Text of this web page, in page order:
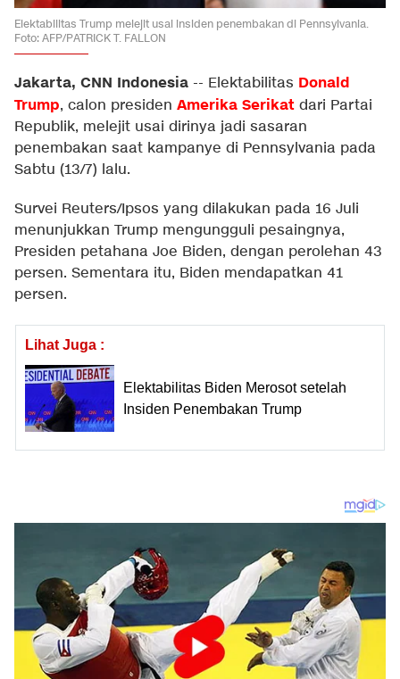
Elektabilitas Trump melejit usai insiden penembakan di Pennsylvania.
Foto: AFP/PATRICK T. FALLON
Jakarta, CNN Indonesia -- Elektabilitas Donald
Trump, calon presiden Amerika Serikat dari Partai
Republik, melejit usai dirinya jadi sasaran
penembakan saat kampanye di Pennsylvania pada
Sabtu (13/7) lalu.
Survei Reuters/Ipsos yang dilakukan pada 16 Juli
menunjukkan Trump mengungguli pesaingnya,
Presiden petahana Joe Biden, dengan perolehan 43
persen. Sementara itu, Biden mendapatkan 41
persen.
Lihat Juga :
Elektabilitas Biden Merosot setelah
Insiden Penembakan Trump